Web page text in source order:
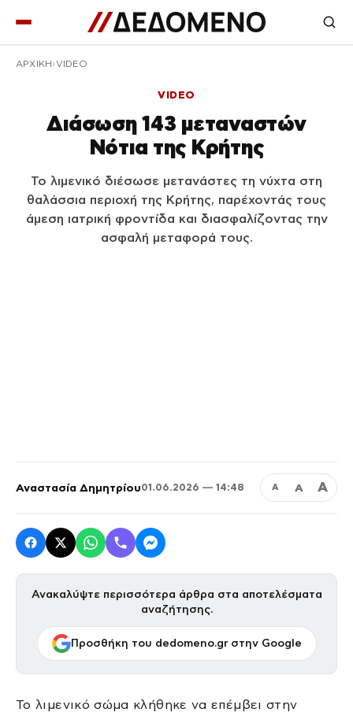
ΑΡΧΙΚΉ VIDEO
VIDEO
Διάσωση 143 μεταναστών
Νότια της Κρήτης
Το λιμενικό διέσωσε μετανάστες τη νύχτα στη
θαλάσσια περιοχή της Κρήτης, παρέχοντάς τους
άμεση ιατρική φροντίδα και διασφαλίζοντας την
ασφαλή μεταφορά τους.
Αναστασία Δημητρίου01.06.2026 — 14:48 Α Α Α
Ανακαλύψτε περισσότερα άρθρα στα αποτελέσματα
αναζήτησης.
Προσθήκη του dedomeno.gr στην Google
Το λιμενικό σώμα κλήθηκε να επέμβει στην